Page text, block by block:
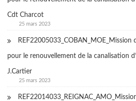
Cdt Charcot
25 mars 2023
pour le renouvellement de la canalisation
J.Cartier
25 mars 2023